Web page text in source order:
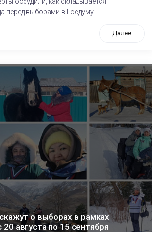
перед выборами в Госдуму....
Далее
о выборах в рамках
августа по 15 сентября